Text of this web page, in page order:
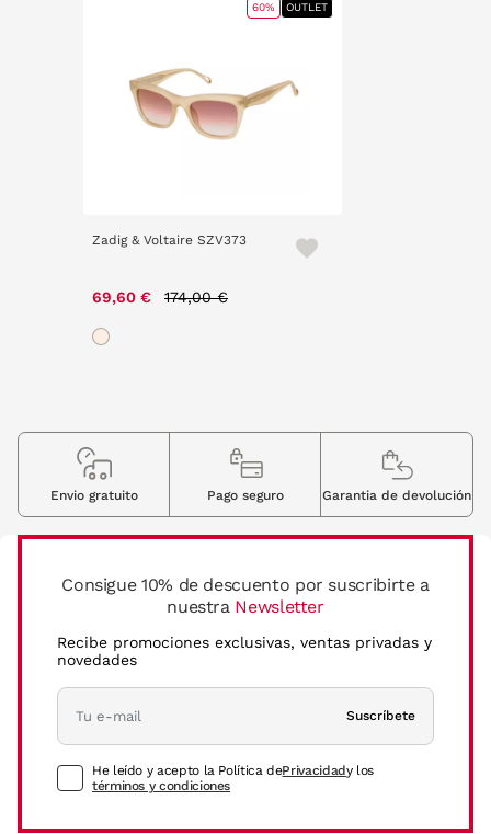
Zadig & Voltaire SZV373
69,60 € 174,00 €
60% OUTLET
Consigue 10% de descuento por suscribirte a
nuestra Newsletter
Recibe promociones exclusivas, ventas privadas y
novedades
Suscríbete
He leído y acepto la Política dePrivacidady los
términos y condiciones
Envio gratuito Pago seguro Garantia de devolución